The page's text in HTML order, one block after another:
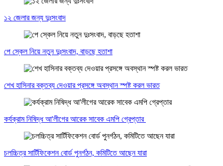
১২ জেলার জন্য দুঃসংবাদ
পে স্কেল নিয়ে নতুন দুঃসংবাদ, বাড়ছে হতাশা
শেখ হাসিনার বক্তব্য দেওয়ার প্রসঙ্গে অবস্থান স্পষ্ট করল ভারত
কর্যক্রাম নিষিদ্ধ আ'লীগের আরেক সাবেক এমপি গ্রেপ্তার
চলচ্চিত্র সার্টিফিকেশন বোর্ড পুনর্গঠন, কমিটিতে আছেন যারা